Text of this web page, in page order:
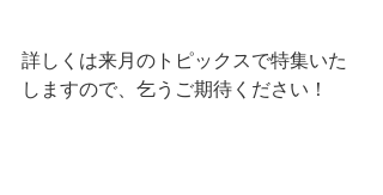
詳しくは来月のトピックスで特集いた
しますので、乞うご期待ください！